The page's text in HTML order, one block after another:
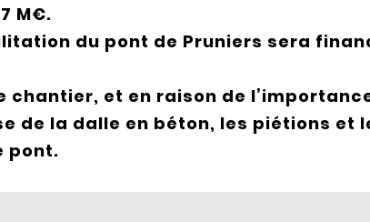
M€.
du pont de Pruniers sera
chantier, et en raison de
de la dalle en béton, les piétions et
pont.